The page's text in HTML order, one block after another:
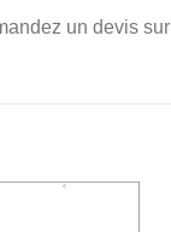
un devis sur